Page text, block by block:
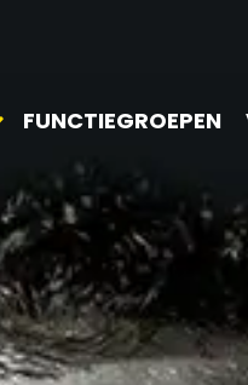
FUNCTIEGROEPEN